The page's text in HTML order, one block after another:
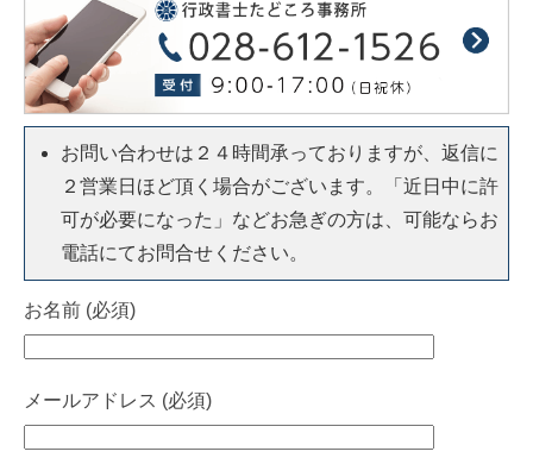
お問い合わせは２４時間承っておりますが、返信に
２営業日ほど頂く場合がございます。「近日中に許
可が必要になった」などお急ぎの方は、可能ならお
電話にてお問合せください。
お名前 (必須)
メールアドレス (必須)